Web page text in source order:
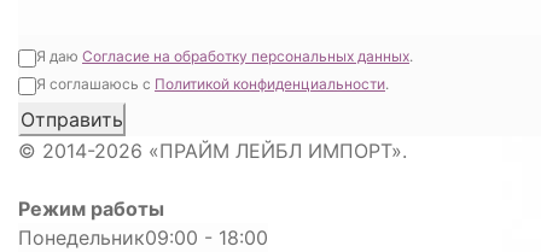
Я даю Согласие на обработку персональных данных.
Я соглашаюсь с Политикой конфиденциальности.
© 2014-2026 «ПРАЙМ ЛЕЙБЛ ИМПОРТ».
Режим работы
Понедельник09:00 - 18:00